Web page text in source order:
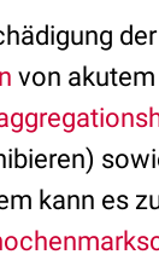
der
von akutem
kann es